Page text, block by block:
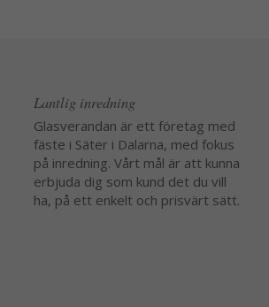
Lantlig inredning
Glasverandan är ett företag med
fäste i Säter i Dalarna, med fokus
på inredning. Vårt mål är att kunna
erbjuda dig som kund det du vill
ha, på ett enkelt och prisvärt sätt.